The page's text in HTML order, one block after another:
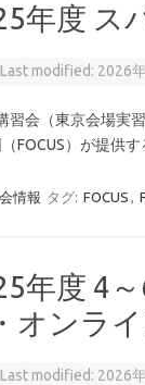
年度 ス
Last modified: 2026
習会（東京会場実
FOCUS）が提供
情報 タグ: FOCUS ,
年度 4
オンライ
Last modified: 2026